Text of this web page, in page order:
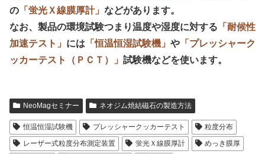
の 「蛍光Ｘ線膜厚計」 などがあります。
なお、製品の環境試験つまり温度や湿度に対する 「耐候性
加速テスト」 には 「恒温恒湿試験機」 や 「プレッシャーク
ッカーテスト（ＰＣＴ）」 試験機などを使います。
NeoMagセミナー ネオジム焼結磁石の製造方法
恒温恒湿試験機 プレッシャークッカーテスト
粒度分布
レーザー式粒度分布測定装置
蛍光Ｘ線膜厚計
めっき膜厚